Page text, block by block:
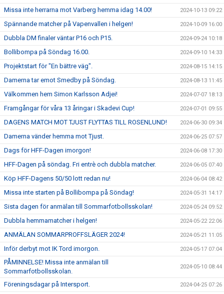
Missa inte herrarna mot Varberg hemma idag 14.00! 2024-10-13 09:22
Spännande matcher på Vapenvallen i helgen! 2024-10-09 16:00
Dubbla DM finaler väntar P16 och P15. 2024-09-24 10:18
Bollibompa på Söndag 16.00. 2024-09-10 14:33
Projektstart för "En bättre väg". 2024-08-15 14:15
Damerna tar emot Smedby på Söndag. 2024-08-13 11:45
Välkommen hem Simon Karlsson Adjei! 2024-07-07 18:13
Framgångar för våra 13 åringar i Skadevi Cup! 2024-07-01 09:55
DAGENS MATCH MOT TJUST FLYTTAS TILL ROSENLUND! 2024-06-30 09:34
Damerna vänder hemma mot Tjust. 2024-06-25 07:57
Dags för HFF-Dagen imorgon! 2024-06-08 17:30
HFF-Dagen på söndag. Fri entrè och dubbla matcher. 2024-06-05 07:40
Köp HFF-Dagens 50/50 lott redan nu! 2024-06-04 08:42
Missa inte starten på Bollibompa på Söndag! 2024-05-31 14:17
Sista dagen för anmälan till Sommarfotbollsskolan! 2024-05-24 09:52
Dubbla hemmamatcher i helgen! 2024-05-22 22:06
ANMÄLAN SOMMARPROFFSLÄGER 2024! 2024-05-21 11:05
Inför derbyt mot IK Tord imorgon. 2024-05-17 07:04
PÅMINNELSE! Missa inte anmälan till
Sommarfotbollsskolan.
2024-05-10 08:44
Föreningsdagar på Intersport. 2024-04-25 07:26